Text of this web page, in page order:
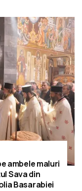
ambele maluri
Sava din
Basarabiei